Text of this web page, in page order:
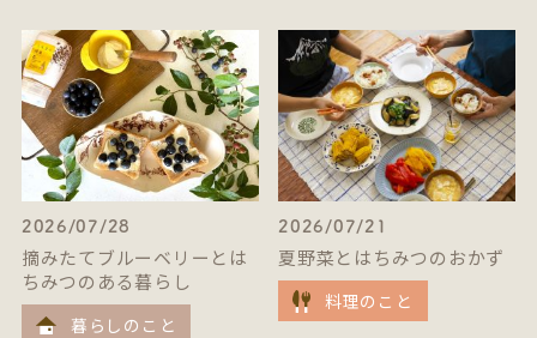
2026/07/28
摘みたてブルーベリーとは
ちみつのある暮らし
暮らしのこと
2026/07/21
夏野菜とはちみつのおかず
料理のこと